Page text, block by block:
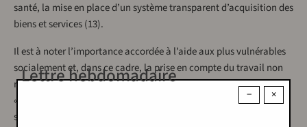
santé, la mise en place d’un système transparent d’acquisition des
biens et services (13).
Il est à noter l’importance accordée à l’aide aux plus vulnérables
socialement et, dans ce cadre, la prise en compte du travail non
rémunéré des femmes. Ainsi le 9e Plénum de Sarajevo exige :
« l’alignement des allocations pour les plus vulnérables
socialement à la hauteur du coût réel de vie dans le canton de
×
−
Lettre hebdomadaire